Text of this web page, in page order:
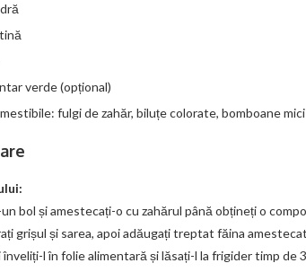
verde (opțional)
fulgi de zahăr, biluțe colorate, bomboane mici
bol și amestecați-o cu zahărul până obțineți o
grișul și sarea, apoi adăugați treptat făina
l în folie alimentară și lăsați-l la frigider timp de